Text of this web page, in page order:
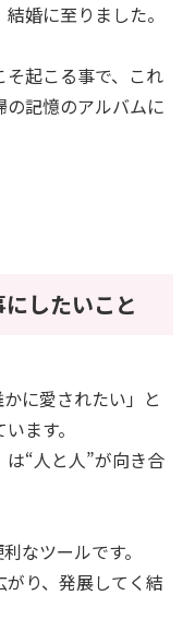
婚に至りました。
そ起こる事で、これ
記憶のアルバムに
したいこと
に愛されたい」と
ます。
“人と人”が向き合
なツールです。
り、発展してく結